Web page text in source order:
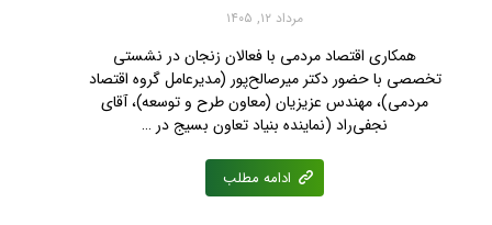
مرداد ۱۲, ۱۴۰۵
همکاری اقتصاد مردمی با فعالان زنجان در نشستی
تخصصی با حضور دکتر میرصالح‌پور (مدیرعامل گروه اقتصاد
مردمی)، مهندس عزیزیان (معاون طرح و توسعه)، آقای
نجفی‌راد (نماینده بنیاد تعاون بسیج در …
ادامه مطلب